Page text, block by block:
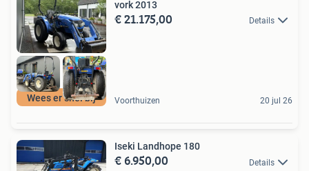
Wees er snel bij
vork 2013
€ 21.175,00 Details
Voorthuizen 20 jul 26
Iseki Landhope 180
€ 6.950,00 Details